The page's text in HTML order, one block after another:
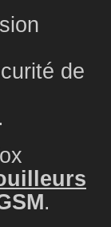
de
.